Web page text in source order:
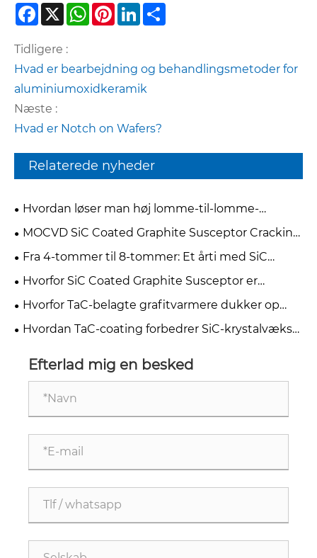
Facebook
X WhatsApp
PinterestLinkedIn
Tidligere :
Hvad er bearbejdning og behandlingsmetoder for
aluminiumoxidkeramik
Næste :
Hvad er Notch on Wafers?
Relaterede nyheder
Hvordan løser man høj lomme-til-lomme-
variation i multi-pocket silicium-epitaksi-grafit-
MOCVD SiC Coated Graphite Susceptor Cracking
Analysis & Thermal Stress Optimization Case Study
Fra 4-tommer til 8-tommer: Et årti med SiC
Semiconductor Growth
Hvorfor SiC Coated Graphite Susceptor er
afgørende for halvlederepitaxi
Hvorfor TaC-belagte grafitvarmere dukker op
som fremtiden for GaN MOCVD-epitaxi
Hvordan TaC-coating forbedrer SiC-krystalvækst i
Efterlad mig en besked